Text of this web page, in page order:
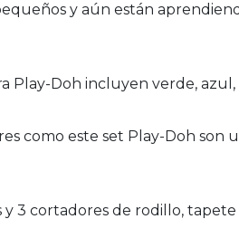
pequeños y aún están
Play-Doh incluyen verde,
como este set Play-Doh
3 cortadores de rodillo,